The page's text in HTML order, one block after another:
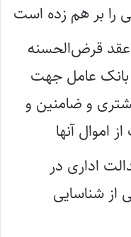
را بر هم زده است
عقد قرض‌الحسنه
عامل جهت
و ضامنین و
اموال آنها
اداری در
شناسایی